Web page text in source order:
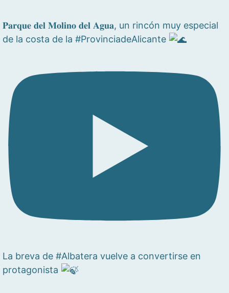
𝐏𝐚𝐫𝐪𝐮𝐞 𝐝𝐞𝐥 𝐌𝐨𝐥𝐢𝐧𝐨 𝐝𝐞𝐥 𝐀𝐠𝐮𝐚, un rincón muy especial
de la costa de la #ProvinciadeAlicante
La breva de #Albatera vuelve a convertirse en
protagonista